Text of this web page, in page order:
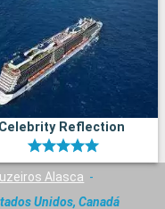
Celebrity Reflection
Alasca
Unidos, Canadá